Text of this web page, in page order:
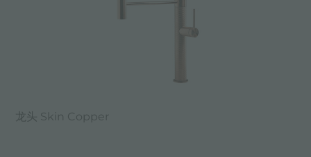
龙头 Skin Copper